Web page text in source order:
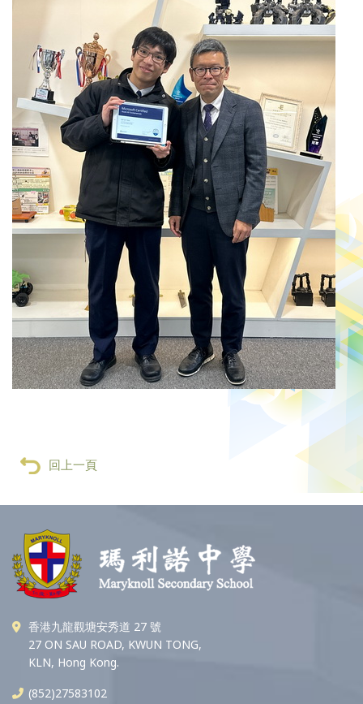
回上一頁
香港九龍觀塘安秀道 27 號
27 ON SAU ROAD, KWUN TONG,
KLN, Hong Kong.
(852)27583102